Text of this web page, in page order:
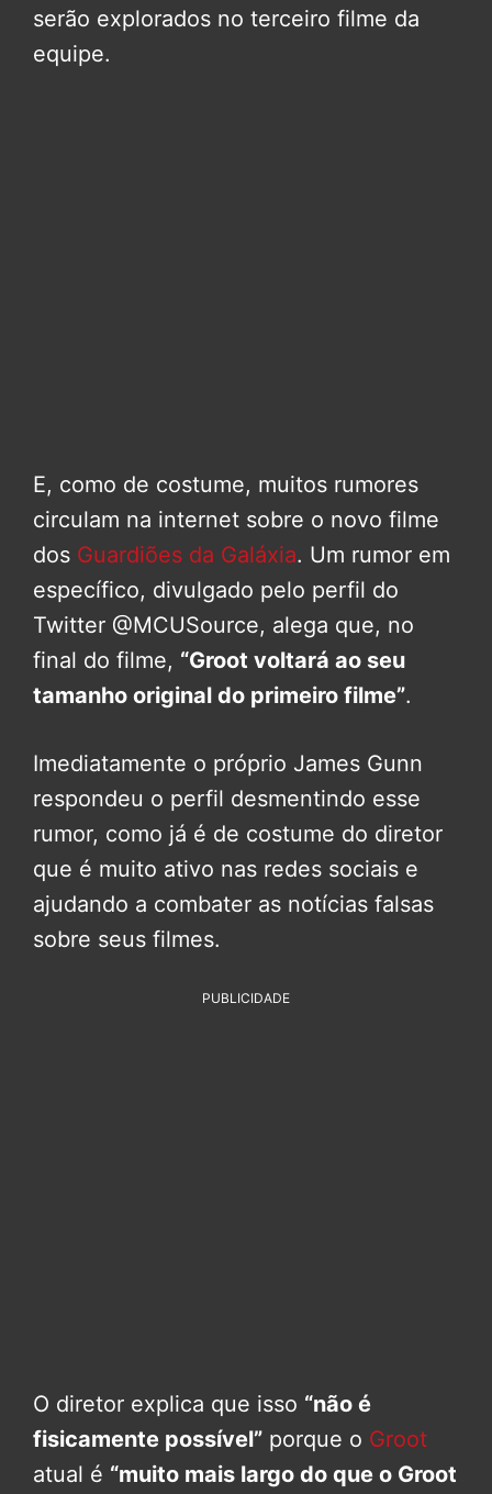
serão explorados no terceiro filme da
equipe.
E, como de costume, muitos rumores
circulam na internet sobre o novo filme
dos Guardiões da Galáxia. Um rumor em
específico, divulgado pelo perfil do
Twitter @MCUSource, alega que, no
final do filme, “Groot voltará ao seu
tamanho original do primeiro filme”.
Imediatamente o próprio James Gunn
respondeu o perfil desmentindo esse
rumor, como já é de costume do diretor
que é muito ativo nas redes sociais e
ajudando a combater as notícias falsas
sobre seus filmes.
PUBLICIDADE
O diretor explica que isso “não é
fisicamente possível” porque o Groot
atual é “muito mais largo do que o Groot